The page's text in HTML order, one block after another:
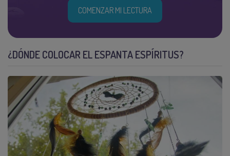
COMENZAR MI LECTURA
¿DÓNDE COLOCAR EL ESPANTA ESPÍRITUS?